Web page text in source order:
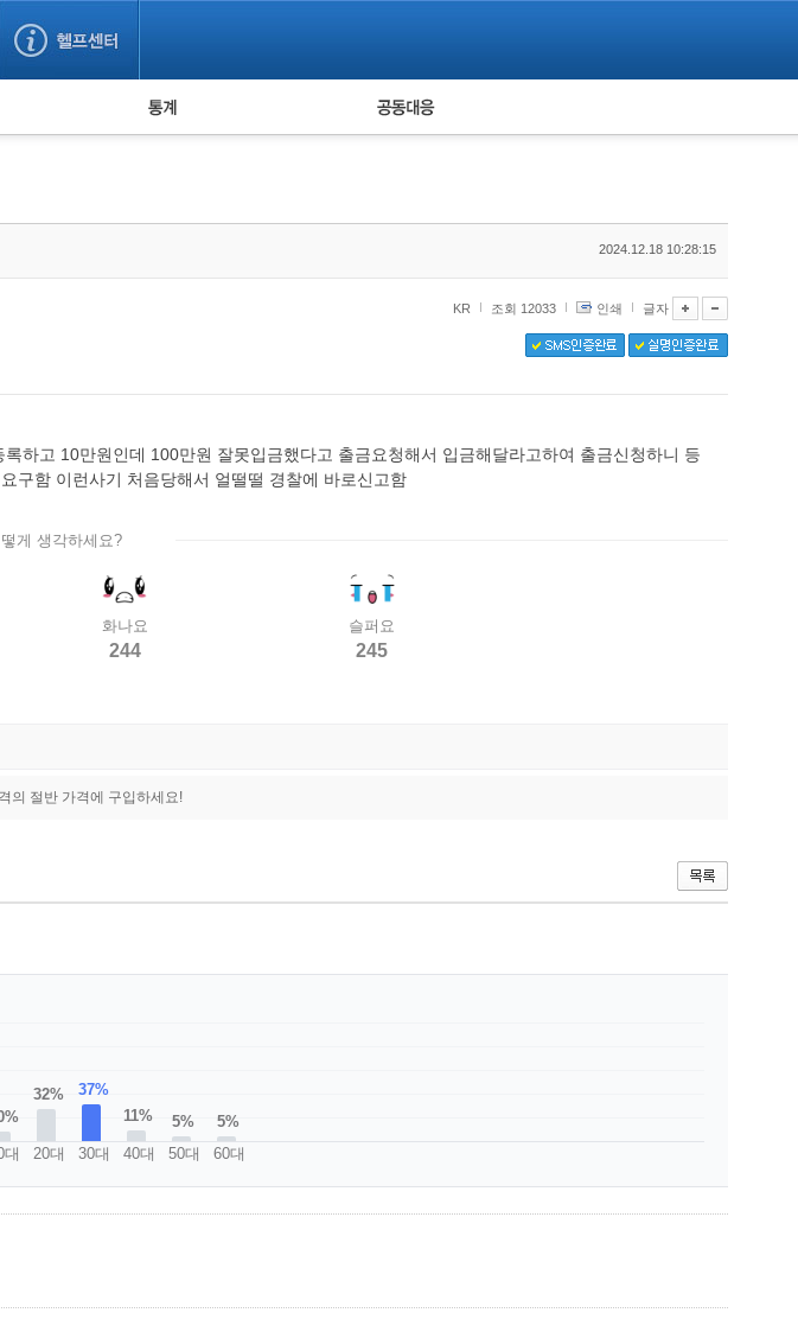
요! 누적 피해사례 통계 피해자 공동대응
2024.12.18 10:28:15
KR 조회 12033 인쇄 글자
하고 10만원인데 100만원 잘못입금했다고 출금요청해서 입금해달라고하여 출금신청하니 등
구함 이런사기 처음당해서 얼떨떨 경찰에 바로신고함
게 생각하세요?
화나요
244
슬퍼요
245
의 절반 가격에 구입하세요!
대
32%
20대
37%
30대
11%
40대
5%
50대
5%
60대